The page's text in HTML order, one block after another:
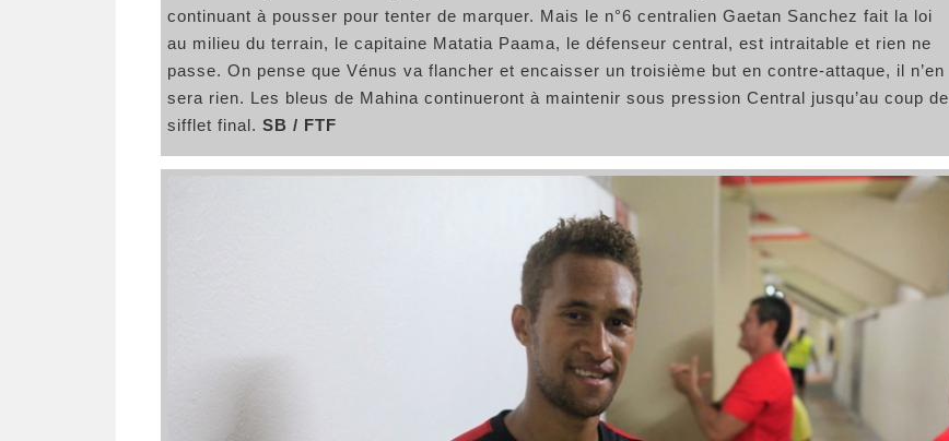
continuant à pousser pour tenter de marquer. Mais le n°6 centralien Gaetan Sanchez fait la loi
au milieu du terrain, le capitaine Matatia Paama, le défenseur central, est intraitable et rien ne
passe. On pense que Vénus va flancher et encaisser un troisième but en contre-attaque, il n’en
sera rien. Les bleus de Mahina continueront à maintenir sous pression Central jusqu’au coup de
sifflet final. SB / FTF